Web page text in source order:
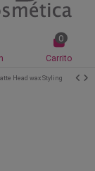
0
Carrito
Head wax Styling